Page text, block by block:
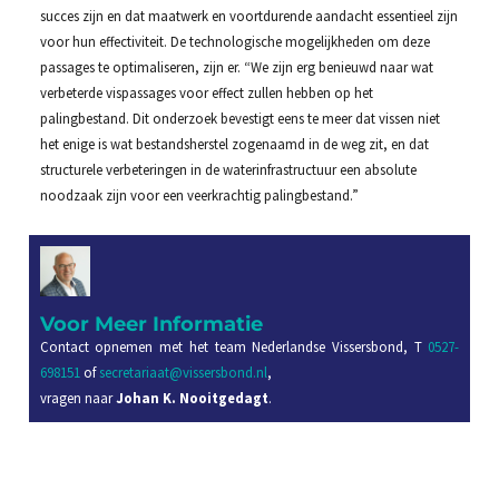
succes zijn en dat maatwerk en voortdurende aandacht essentieel zijn
voor hun effectiviteit. De technologische mogelijkheden om deze
passages te optimaliseren, zijn er. “We zijn erg benieuwd naar wat
verbeterde vispassages voor effect zullen hebben op het
palingbestand. Dit onderzoek bevestigt eens te meer dat vissen niet
het enige is wat bestandsherstel zogenaamd in de weg zit, en dat
structurele verbeteringen in de waterinfrastructuur een absolute
noodzaak zijn voor een veerkrachtig palingbestand.”
Voor Meer Informatie
Contact opnemen met het team Nederlandse Vissersbond, T 0527-
698151ofsecretariaat@vissersbond.nl,
vragen naarJohan K. Nooitgedagt.